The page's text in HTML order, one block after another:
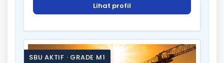
Lihat profil
SBU AKTIF · GRADE M1